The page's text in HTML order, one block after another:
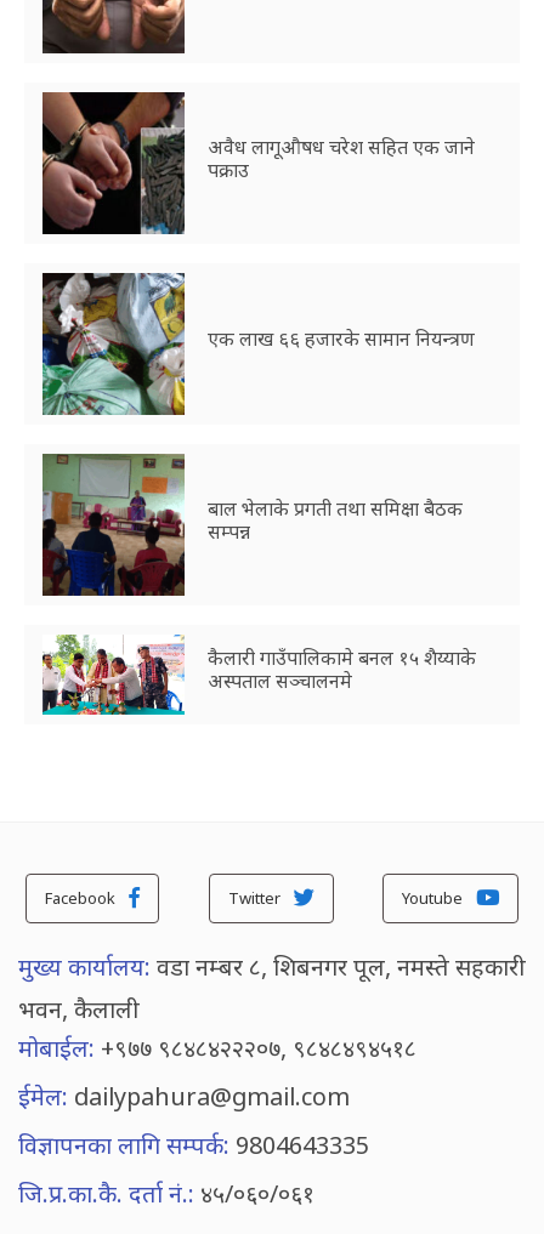
अवैध लागूऔषध चरेश सहित एक जाने
पक्राउ
एक लाख ६६ हजारके सामान नियन्त्रण
बाल भेलाके प्रगती तथा समिक्षा बैठक
सम्पन्न
कैलारी गाउँपालिकामे बनल १५ शैय्याके
अस्पताल सञ्चालनमे
Facebook Twitter Youtube
मुख्य कार्यालय: वडा नम्बर ८, शिबनगर पूल, नमस्ते सहकारी
भवन, कैलाली
मोबाईल: +९७७ ९८४८४२२२०७, ९८४८४९४५१८
ईमेल: dailypahura@gmail.com
विज्ञापनका लागि सम्पर्क: 9804643335
जि.प्र.का.कै. दर्ता नं.: ४५/०६०/०६१